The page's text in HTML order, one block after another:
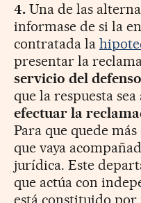
4.Una de las
informase de si la
contratada la
presentar la
servicio del
que la respuesta
efectuar la
Para que quede
que vaya
jurídica. Este
que actúa con
está constituido por